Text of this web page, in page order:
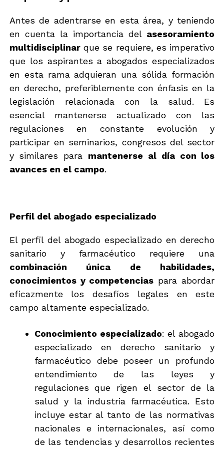
r
l
*
Antes de adentrarse en esta área, y teniendo
en cuenta la importancia del asesoramiento
multidisciplinarque se requiere, es imperativo
que los aspirantes a abogados especializados
en esta rama adquieran una sólida formación
en derecho, preferiblemente con énfasis en la
legislación relacionada con la salud. Es
esencial mantenerse actualizado con las
regulaciones en constante evolución y
participar en seminarios, congresos del sector
y similares para mantenerse al día con los
avances en el campo.
Perfil del abogado especializado
El perfil del abogado especializado en derecho
sanitario y farmacéutico requiere una
combinación única de habilidades,
conocimientos y competencias para abordar
eficazmente los desafíos legales en este
campo altamente especializado.
Conocimiento especializado: el abogado
especializado en derecho sanitario y
farmacéutico debe poseer un profundo
entendimiento de las leyes y
regulaciones que rigen el sector de la
salud y la industria farmacéutica. Esto
incluye estar al tanto de las normativas
nacionales e internacionales, así como
de las tendencias y desarrollos recientes